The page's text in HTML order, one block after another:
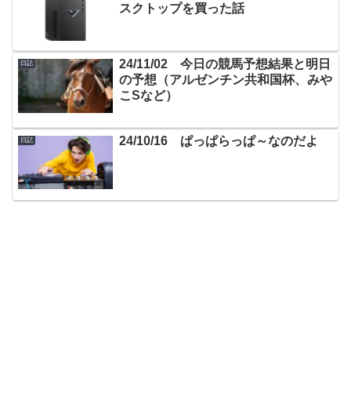
スクトップを買った話
日記
24/11/02 今日の競馬予想結果と明日
の予想（アルゼンチン共和国杯、みや
こSなど）
日記 24/10/16 ぱっぱらっぱ～なのだよ